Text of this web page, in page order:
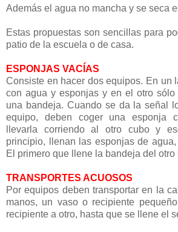
Además el agua no mancha y se seca
Estas propuestas son sencillas para
patio de la escuela o de casa.
ESPONJAS VACÍAS
Consiste en hacer dos equipos. En un
con agua y esponjas y en el otro
una bandeja. Cuando se da la señal
equipo, deben coger una esponja
llevarla corriendo al otro cubo y
principio, llenan las esponjas de
El primero que llene la bandeja del otro
TRANSPORTES ACUOSOS
Por equipos deben transportar en la
manos, un vaso o recipiente
recipiente a otro, hasta que se llene el